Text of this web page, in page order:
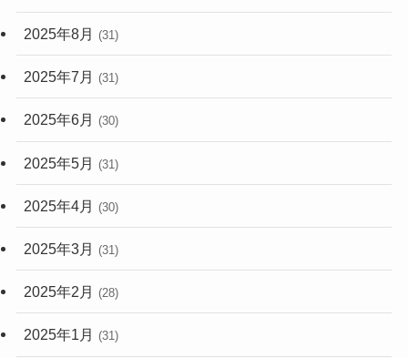
2025年8月 (31)
2025年7月 (31)
2025年6月 (30)
2025年5月 (31)
2025年4月 (30)
2025年3月 (31)
2025年2月 (28)
2025年1月 (31)